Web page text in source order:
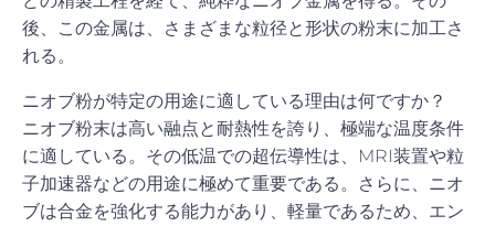
後、この金属は、さまざまな粒径と形状の粉末に加工さ
れる。
ニオブ粉が特定の用途に適している理由は何ですか？
ニオブ粉末は高い融点と耐熱性を誇り、極端な温度条件
に適している。その低温での超伝導性は、MRI装置や粒
子加速器などの用途に極めて重要である。さらに、ニオ
ブは合金を強化する能力があり、軽量であるため、エン